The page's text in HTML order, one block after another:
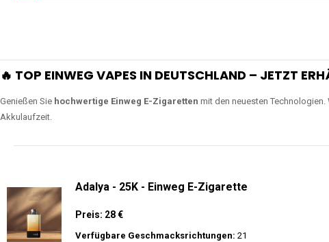
🔥 TOP EINWEG VAPES IN DEUTSCHLAND – JETZT
Genießen Sie hochwertige Einweg E-Zigaretten mit den neuesten Technologien.
Akkulaufzeit.
Adalya - 25K - Einweg E-Zigarette
Preis: 28 €
Verfügbare Geschmacksrichtungen: 21